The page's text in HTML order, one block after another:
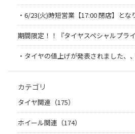
・6/23(火)時短営業【17:00 閉店】とな
期間限定！！『タイヤスペシャルプラ
・タイヤの値上げが発表されました、
カテゴリ
タイヤ関連（175）
ホイール関連（174）